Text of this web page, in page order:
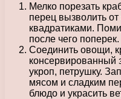
Мелко порезать
перец вызволить
квадратиками.
после чего поперек.
Соединить овощи,
консервированный
укроп, петрушку.
мясом и сладким
блюдо и украсить